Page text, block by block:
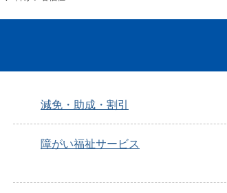
減免・助成・割引
障がい福祉サービス